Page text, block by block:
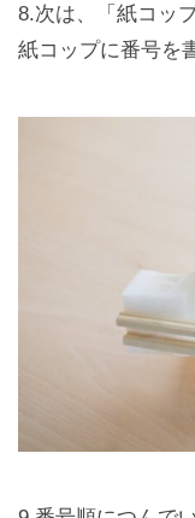
8.次は、「紙コッ
紙コップに番号を